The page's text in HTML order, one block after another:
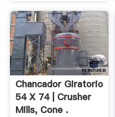
Chancador Giratorio
54 X 74 | Crusher
Mills, Cone .